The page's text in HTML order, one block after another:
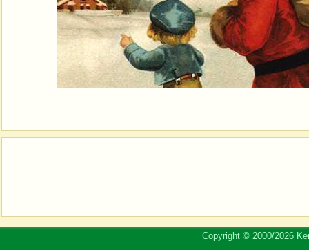
Copyright © 2000/2026